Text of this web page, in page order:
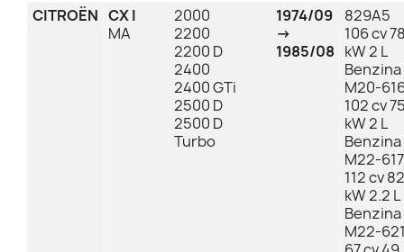
CITROËN CX I
MA
2000
2200
2200 D
2400
2400 GTi
2500 D
2500 D
Turbo
1974/09
→
1985/08
829A5
106 cv
kW 2 L
Benzina
M20-
102 cv
kW 2 L
Benzina
M22-617
112 cv 82
kW 2.2 L
Benzina
M22-